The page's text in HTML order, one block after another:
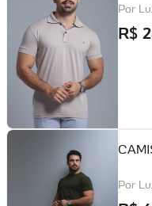
Por
R$
Por